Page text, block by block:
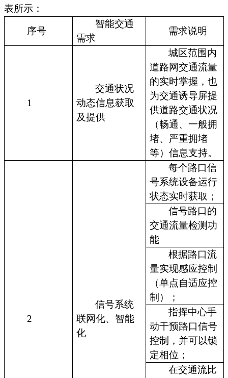
表所示：
序号
智能交通
需求
需求说明
1
交通状况
动态信息获取
及提供
城区范围内
道路网交通流量
的实时掌握，也
为交通诱导屏提
供道路交通状况
（畅通、一般拥
堵、严重拥堵
等）信息支持。
2
信号系统
联网化、智能
化
每个路口信
号系统设备运行
状态实时获取；
信号路口的
交通流量检测功
能
根据路口流
量实现感应控制
（单点自适应控
制）；
指挥中心手
动干预路口信号
控制，并可以锁
定相位；
在交通流比